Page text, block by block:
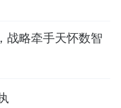
战略牵手天怀数智